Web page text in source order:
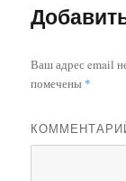
Ваш адрес email
помечены *